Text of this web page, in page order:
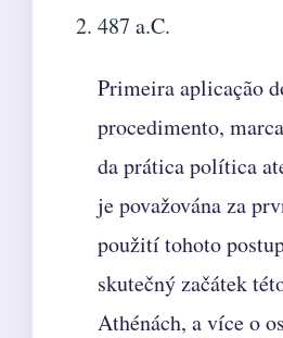
487 a.C.
Primeira aplicação
procedimento,
da prática política
je považována za
použití tohoto
skutečný začátek
Athénách, a více o